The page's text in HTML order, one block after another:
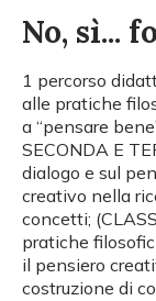
No, sì...
1 percorso
alle pratiche
a “pensare
SECONDA E
dialogo e sul
creativo nella
concetti;
pratiche
il pensiero
costruzione di